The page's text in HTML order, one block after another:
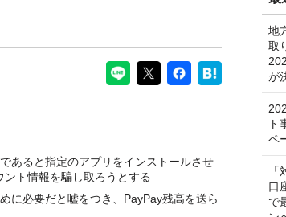
あると指定のアプリをインストールさせ
ト情報を騙し取ろうとする
に必要だと嘘をつき、PayPay残高を送ら
地
取
が
ト
ペ
口
で